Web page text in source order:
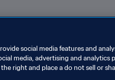
social media features and
media, advertising and analytics
right and place a do not sell or